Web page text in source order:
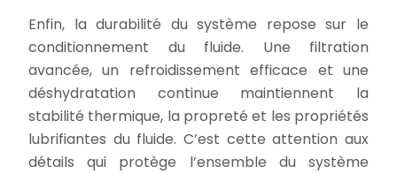
Enfin, la durabilité du système repose sur le
conditionnement du fluide. Une filtration
avancée, un refroidissement efficace et une
déshydratation continue maintiennent la
stabilité thermique, la propreté et les propriétés
lubrifiantes du fluide. C’est cette attention aux
détails qui protège l’ensemble du système